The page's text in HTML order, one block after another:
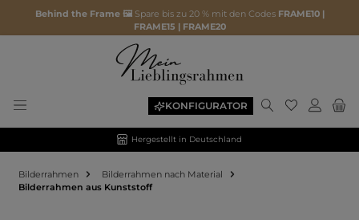
Behind the Frame 🖼️ Spare bis zu 20 % mit den Codes FRAME10 |
FRAME15 | FRAME20
KONFIGURATOR
Hergestellt in Deutschland
Bilderrahmen
Bilderrahmen nach Material
Bilderrahmen aus Kunststoff